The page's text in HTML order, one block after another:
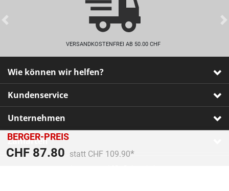
BERGER-PREIS
CHF 87.80 Preis reduziert von
statt CHF 109.90
An
VERSANDKOSTENFREI AB 50.00 CHF
Previous
Wie können wir helfen?
Kundenservice
Unternehmen
Zahlarten